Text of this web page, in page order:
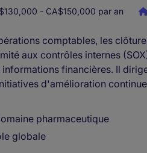
- CA$150,000 par an
comptables, les
aux contrôles internes
financières. Il
d'amélioration
pharmaceutique
globale